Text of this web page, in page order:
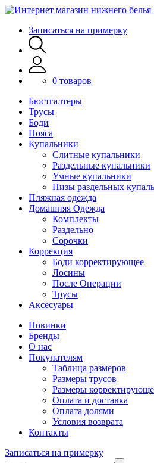
Записаться на примерку
0 товаров
Бюстгалтеры
Трусы
Боди
Пояса
Купальники
Слитные купальники
Раздельные купальники
Умные купальники
Низы раздельных
Пляжная одежда
Домашняя Одежда
Комплекты
Раздельно
Сорочки
Коррекция
Боди корректирующее
Лосины
После Операции
Трусы
Аксесуары
Новинки
Бренды
О нас
Покупателям
Таблица размеров
Размеры трусов
Размеры
Оплата и доставка
Оплата долями
Условия возврата
Контакты
Записаться на примерку